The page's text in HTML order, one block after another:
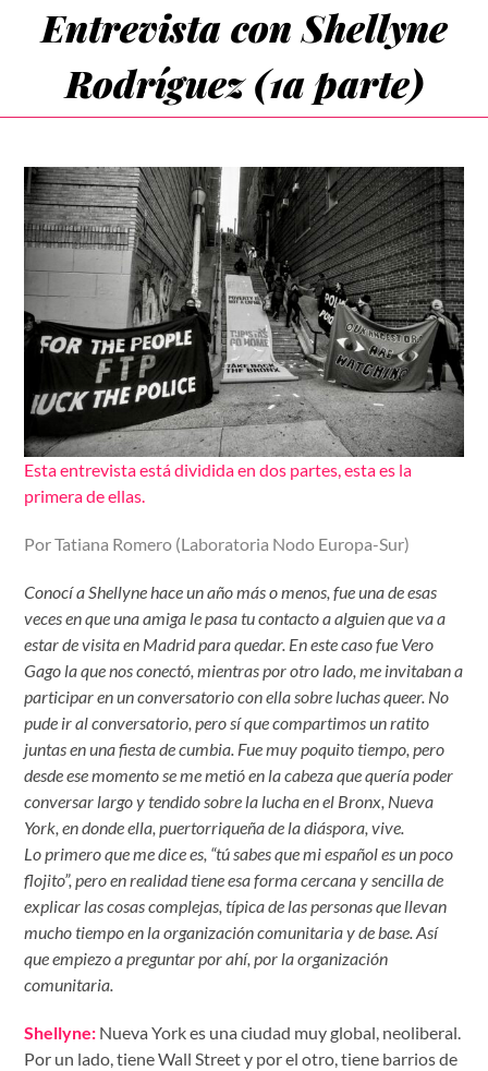
Entrevista con Shellyne
Rodríguez (1a parte)
Esta entrevista está dividida en dos partes, esta es la
primera de ellas.
Por Tatiana Romero (Laboratoria Nodo Europa-Sur)
Conocí a Shellyne hace un año más o menos, fue una de esas
veces en que una amiga le pasa tu contacto a alguien que va a
estar de visita en Madrid para quedar. En este caso fue Vero
Gago la que nos conectó, mientras por otro lado, me invitaban a
participar en un conversatorio con ella sobre luchas queer. No
pude ir al conversatorio, pero sí que compartimos un ratito
juntas en una fiesta de cumbia. Fue muy poquito tiempo, pero
desde ese momento se me metió en la cabeza que quería poder
conversar largo y tendido sobre la lucha en el Bronx, Nueva
York, en donde ella, puertorriqueña de la diáspora, vive.
Lo primero que me dice es, “tú sabes que mi español es un poco
flojito”, pero en realidad tiene esa forma cercana y sencilla de
explicar las cosas complejas, típica de las personas que llevan
mucho tiempo en la organización comunitaria y de base. Así
que empiezo a preguntar por ahí, por la organización
comunitaria.
Shellyne: Nueva York es una ciudad muy global, neoliberal.
Por un lado, tiene Wall Street y por el otro, tiene barrios de